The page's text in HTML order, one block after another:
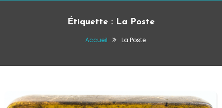
Étiquette : La Poste
Accueil La Poste